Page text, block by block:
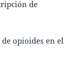
de
opioides en el